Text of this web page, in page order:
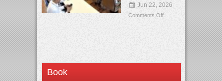
Jun 22, 2026
Comments Off
Book